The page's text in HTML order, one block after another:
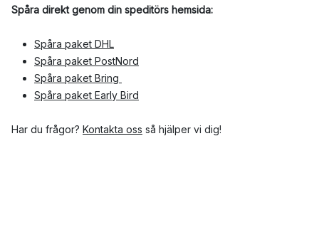
Spåra direkt genom din speditörs hemsida:
Spåra paket DHL
Spåra paket PostNord
Spåra paket Bring
Spåra paket Early Bird
Har du frågor? Kontakta oss så hjälper vi dig!